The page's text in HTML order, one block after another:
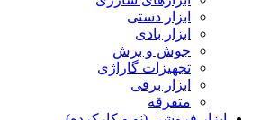
ابزار دستی
ابزار بادی
جوش و برش
تجهیزات گاراژی
ابزار برقی
متفرقه